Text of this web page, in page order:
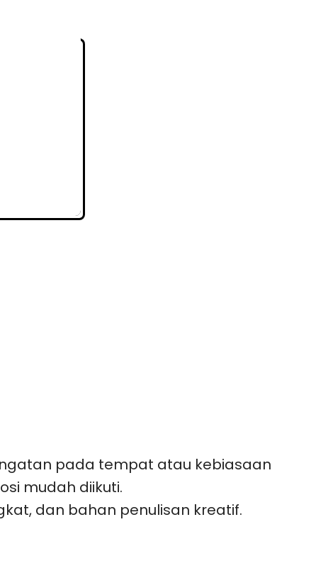
pada tempat atau kebiasaan
mudah diikuti.
dan bahan penulisan kreatif.